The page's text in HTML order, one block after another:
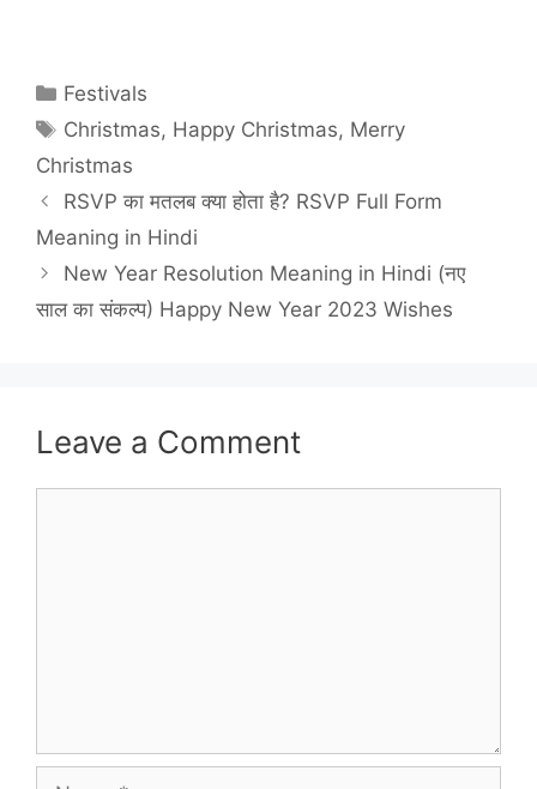
Categories
Festivals
Tags
Christmas, Happy Christmas, Merry
Christmas
RSVP का मतलब क्या होता है? RSVP Full Form
Meaning in Hindi
New Year Resolution Meaning in Hindi (नए
साल का संकल्प) Happy New Year 2023 Wishes
Leave a Comment